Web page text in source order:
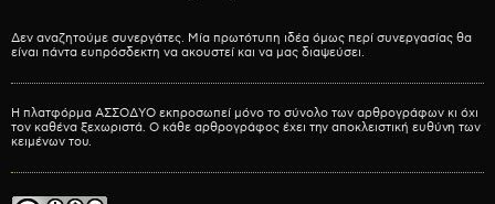
Δεν αναζητούμε συνεργάτες. Μία πρωτότυπη ιδέα όμως περί συνεργασίας θα
είναι πάντα ευπρόσδεκτη να ακουστεί και να μας διαψεύσει.
Η πλατφόρμα ΑΣΣΟΔΥΟ εκπροσωπεί μόνο το σύνολο των αρθρογράφων κι όχι
τον καθένα ξεχωριστά. Ο κάθε αρθρογράφος έχει την αποκλειστική ευθύνη των
κειμένων του.